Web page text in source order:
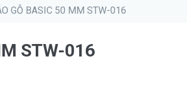
GỖ BASIC 50 MM STW-016
STW-016